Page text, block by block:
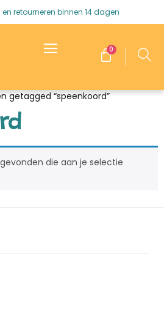
en retourneren binnen 14 dagen
0
getagged “speenkoord”
die aan je selectie